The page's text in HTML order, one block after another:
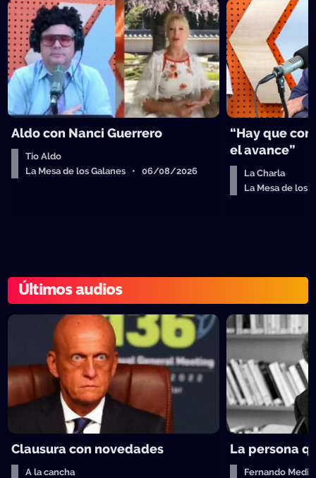
Aldo con Nanci Guerrero
Tio Aldo
La Mesa de los Galanes • 06/08/2026
“Hay que
el avance”
La Charla
La Mesa de
Últimos audios
Clausura con novedades
A la cancha
La persona
Fernando